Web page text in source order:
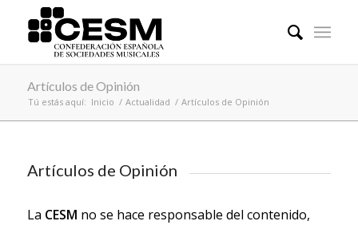
Artículos de Opinión
Tú estás aquí: Inicio / Actualidad / Artículos de Opinión
Artículos de Opinión
La CESM no se hace responsable del contenido,